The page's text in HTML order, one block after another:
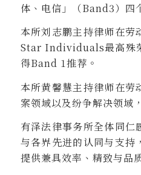
体、电信」（Band3）四
本所刘志鹏主持律师在劳
Star Individuals最高殊
得Band 1推荐。
本所黄馨慧主持律师在劳
案领域以及纷争解决领域
有泽法律事务所全体同仁
与各界先进的认同与支持
提供兼具效率、精致与品